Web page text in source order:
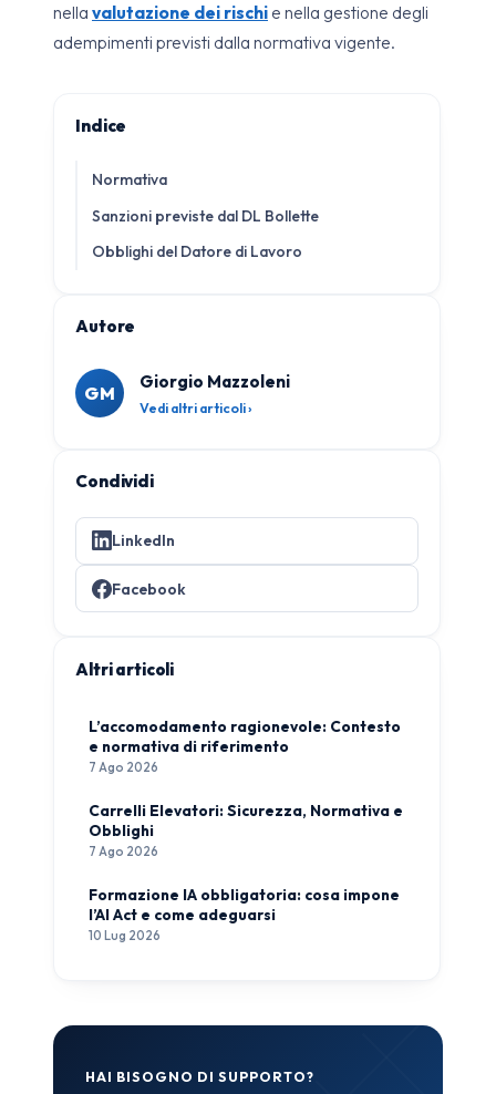
nella valutazione dei rischi e nella gestione degli
adempimenti previsti dalla normativa vigente.
Indice
Normativa
Sanzioni previste dal DL Bollette
Obblighi del Datore di Lavoro
Autore
GM
Giorgio Mazzoleni
Vedi altri articoli ›
Condividi
LinkedIn
Facebook
Altri articoli
L’accomodamento ragionevole: Contesto
e normativa di riferimento
7 Ago 2026
Carrelli Elevatori: Sicurezza, Normativa e
Obblighi
7 Ago 2026
Formazione IA obbligatoria: cosa impone
l’AI Act e come adeguarsi
10 Lug 2026
HAI BISOGNO DI SUPPORTO?